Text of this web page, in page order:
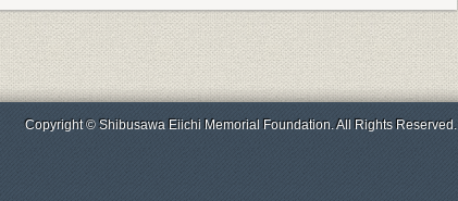
Copyright © Shibusawa Eiichi Memorial Foundation. All Rights Reserved.